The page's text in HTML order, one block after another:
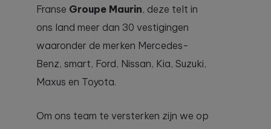
Franse Groupe Maurin, deze telt in
ons land meer dan 30 vestigingen
waaronder de merken Mercedes-
Benz, smart, Ford, Nissan, Kia, Suzuki,
Maxus en Toyota.
Om ons team te versterken zijn we op